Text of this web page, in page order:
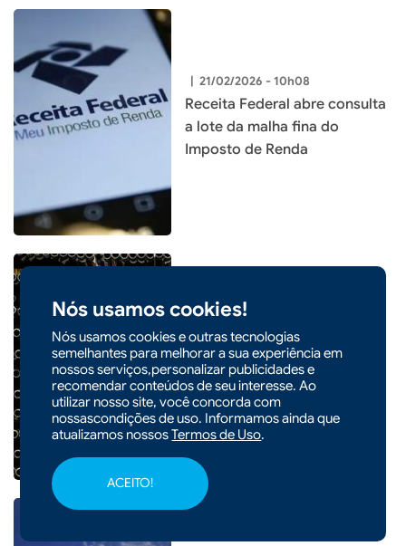
Nós usamos cookies!
Nós usamos cookies e outras tecnologias
semelhantes para melhorar a sua experiência em
nossos serviços,personalizar publicidades e
recomendar conteúdos de seu interesse. Ao
utilizar nosso site, você concorda com
nossascondições de uso. Informamos ainda que
atualizamos nossosTermos de Uso.
ACEITO!
| 21/02/2026 - 10h08
Receita Federal abre consulta
a lote da malha fina do
Imposto de Renda
| 21/02/2026 - 08h26
Santa Catarina tem a menor
taxa de desemprego do país
pelo quarto trimestre
consecutivo em 2025